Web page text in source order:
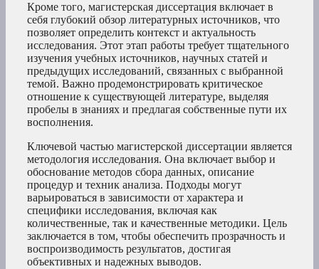
Кроме того, магистерская диссертация включает в
себя глубокий обзор литературных источников, что
позволяет определить контекст и актуальность
исследования. Этот этап работы требует тщательного
изучения учебных источников, научных статей и
предыдущих исследований, связанных с выбранной
темой. Важно продемонстрировать критическое
отношение к существующей литературе, выделяя
пробелы в знаниях и предлагая собственные пути их
восполнения.
Ключевой частью магистерской диссертации является
методология исследования. Она включает выбор и
обоснование методов сбора данных, описание
процедур и техник анализа. Подходы могут
варьироваться в зависимости от характера и
специфики исследования, включая как
количественные, так и качественные методики. Цель
заключается в том, чтобы обеспечить прозрачность и
воспроизводимость результатов, достигая
объективных и надежных выводов.